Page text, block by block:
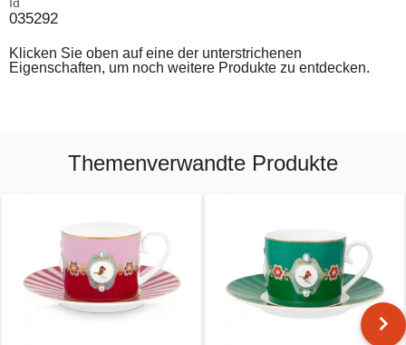
035292
Klicken Sie oben auf eine der unterstrichenen
Eigenschaften, um noch weitere Produkte zu entdecken.
Themenverwandte Produkte